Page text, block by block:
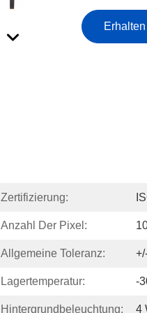
Zertifizierung:
Anzahl Der Pixel:
Allgemeine Toleranz:
Lagertemperatur: -
Hintergrundbeleuchtung: 4